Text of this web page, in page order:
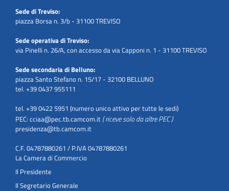
Sede di Treviso:
piazza Borsa n. 3/b - 31100 TREVISO
Sede operativa di Treviso:
via Pinelli n. 26/A, con accesso da via Capponi n. 1 - 31100 TREVISO
Sede secondaria di Belluno:
piazza Santo Stefano n. 15/17 - 32100 BELLUNO
tel. +39 0437 955111
tel. +39 0422 5951 (numero unico attivo per tutte le sedi)
PEC: cciaa@pec.tb.camcom.it ( riceve solo da altre PEC )
presidenza@tb.camcom.it
C.F. 04787880261 / P.IVA 04787880261
La Camera di Commercio
Il Presidente
Il Segretario Generale